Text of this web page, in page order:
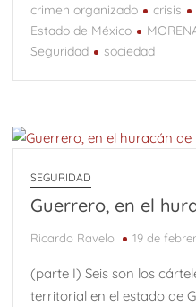
crimen organizado
crisis
Estado de México
Seguridad
sociedad
SEGURIDAD
Guerrero, en el
Ricardo Ravelo 19 de
(parte I) Seis son los
territorial en el estado de